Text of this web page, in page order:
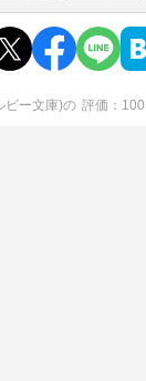
ビー文庫)の 評価 100